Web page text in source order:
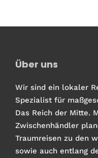
Über uns
Wir sind ein lokaler
Spezialist für
Das Reich der Mitte.
Zwischenhändler
Traumreisen zu den
sowie auch entlang